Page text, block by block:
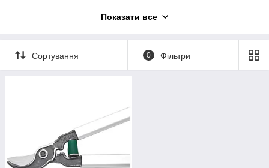
оформлення замовлень та доставку товару до будь-якого
Показати все
Сортування 0 Фільтри